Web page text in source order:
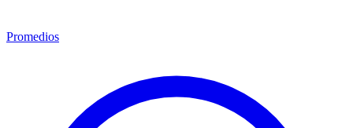
Promedios